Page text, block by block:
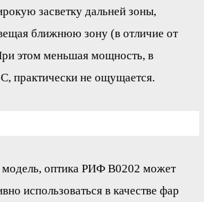
засветку дальней зоны,
ближнюю зону (в отличие от
этом меньшая мощность, в
практически не ощущается.
оптика РИФ B0202 может
использоваться в качестве фар